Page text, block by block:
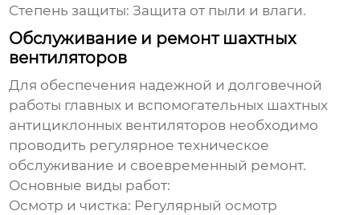
Степень защиты: Защита от пыли и влаги.
Обслуживание и ремонт шахтных
вентиляторов
Для обеспечения надежной и долговечной
работы главных и вспомогательных шахтных
антициклонных вентиляторов необходимо
проводить регулярное техническое
обслуживание и своевременный ремонт.
Основные виды работ:
Осмотр и чистка: Регулярный осмотр